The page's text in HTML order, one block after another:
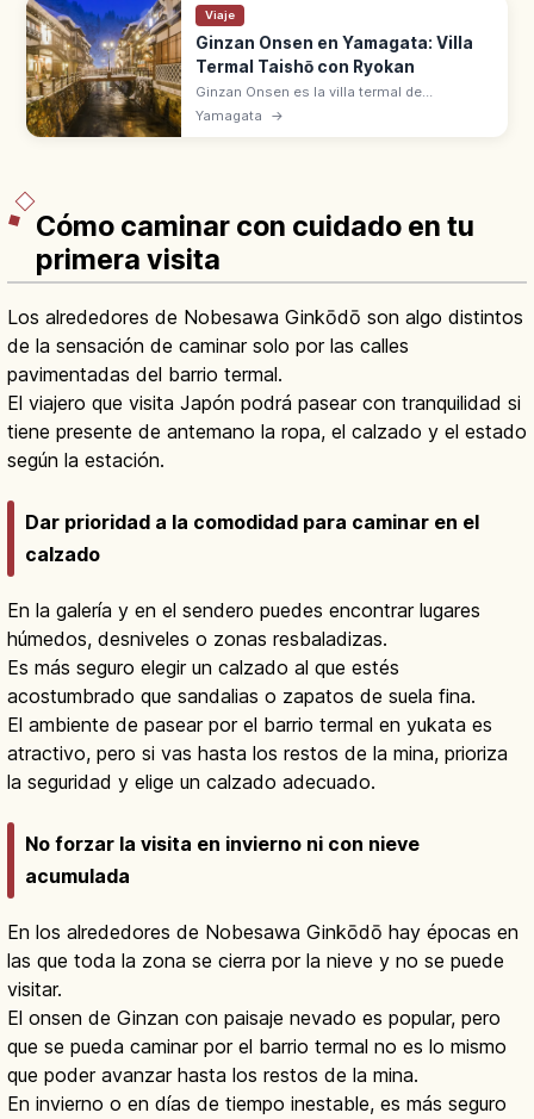
Viaje
Ginzan Onsen en Yamagata: Villa
Termal Taishō con Ryokan
Ginzan Onsen es la villa termal de
Obanazawa (Yamagata) con ryokan de
madera junto al río Ginzan. Ambiente
Yamagata →
Cómo caminar con cuidado en tu
primera visita
Los alrededores de Nobesawa Ginkōdō son algo distintos
de la sensación de caminar solo por las calles
pavimentadas del barrio termal.
El viajero que visita Japón podrá pasear con tranquilidad si
tiene presente de antemano la ropa, el calzado y el estado
según la estación.
Dar prioridad a la comodidad para caminar en el
calzado
En la galería y en el sendero puedes encontrar lugares
húmedos, desniveles o zonas resbaladizas.
Es más seguro elegir un calzado al que estés
acostumbrado que sandalias o zapatos de suela fina.
El ambiente de pasear por el barrio termal en yukata es
atractivo, pero si vas hasta los restos de la mina, prioriza
la seguridad y elige un calzado adecuado.
No forzar la visita en invierno ni con nieve
acumulada
En los alrededores de Nobesawa Ginkōdō hay épocas en
las que toda la zona se cierra por la nieve y no se puede
visitar.
El onsen de Ginzan con paisaje nevado es popular, pero
que se pueda caminar por el barrio termal no es lo mismo
que poder avanzar hasta los restos de la mina.
En invierno o en días de tiempo inestable, es más seguro